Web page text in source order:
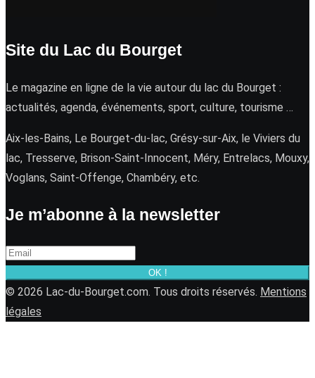
Site du Lac du Bourget
Le magazine en ligne de la vie autour du lac du Bourget :
actualités, agenda, événements, sport, culture, tourisme …
Aix-les-Bains, Le Bourget-du-lac, Grésy-sur-Aix, le Viviers du
lac, Tresserve, Brison-Saint-Innocent, Méry, Entrelacs, Mouxy,
Voglans, Saint-Offenge, Chambéry, etc.
Je m’abonne à la newsletter
OK !
© 2026 Lac-du-Bourget.com. Tous droits réservés. Mentions
légales